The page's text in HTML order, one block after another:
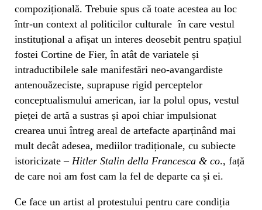
compozițională. Trebuie spus că toate acestea au loc
într-un context al politicilor culturale în care vestul
instituțional a afișat un interes deosebit pentru spațiul
fostei Cortine de Fier, în atât de variatele și
intraductibilele sale manifestări neo-avangardiste
antenouăzeciste, suprapuse rigid perceptelor
conceptualismului american, iar la polul opus, vestul
pieței de artă a sustras și apoi chiar impulsionat
crearea unui întreg areal de artefacte aparținând mai
mult decât adesea, mediilor tradiționale, cu subiecte
istoricizate – Hitler Stalin della Francesca & co., față
de care noi am fost cam la fel de departe ca și ei.
Ce face un artist al protestului pentru care condiția